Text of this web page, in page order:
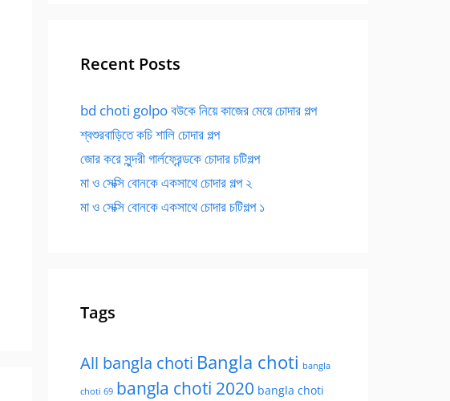
Recent Posts
bd choti golpo বউকে নিয়ে কাজের মেয়ে চোদার গল্প
শ্বশুরবাড়িতে কচি শালি চোদার গল্প
জোর করে সুন্দরী গার্লফ্রেন্ডকে চোদার চটিগল্প
মা ও সেক্সি বোনকে একসাথে চোদার গল্প ২
মা ও সেক্সি বোনকে একসাথে চোদার চটিগল্প ১
Tags
All bangla choti Bangla choti bangla
choti 69 bangla choti 2020 bangla choti